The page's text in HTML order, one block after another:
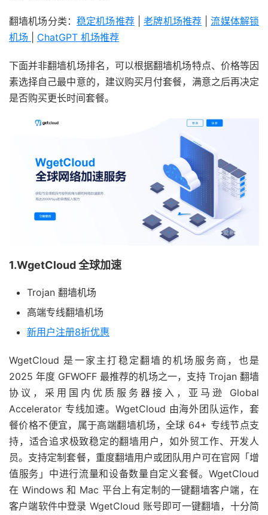
翻墙机场分类：稳定机场推荐|老牌机场推荐 |流媒体解锁
机场
ChatGPT 机场推荐
下面并非翻墙机场排名，可以根据翻墙机场特点、价格等因
素选择自己最中意的，建议购买月付套餐，满意之后再决定
是否购买更长时间套餐。
1.WgetCloud 全球加速
Trojan 翻墙机场
高端专线翻墙机场
新用户注册8折优惠
WgetCloud 是一家主打稳定翻墙的机场服务商，也是
2025 年度 GFWOFF 最推荐的机场之一，支持 Trojan 翻墙
协议，采用国内优质服务器接入，亚马逊 Global
Accelerator 专线加速。WgetCloud 由海外团队运作，套
餐价格不便宜，属于高端翻墙机场，全球 64+ 专线节点支
持，适合追求极致稳定的翻墙用户，如外贸工作、开发人
员。支持定制套餐，重度翻墙用户或团队用户可在官网「增
值服务」中进行流量和设备数量自定义套餐。WgetCloud
在 Windows 和 Mac 平台上有定制的一键翻墙客户端，在
客户端软件中登录 WgetCloud 账号即可一键翻墙，十分简